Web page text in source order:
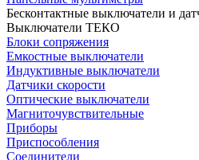
Бесконтактные выключатели и
Выключатели ТЕКО
Блоки сопряжения
Емкостные выключатели
Индуктивные выключатели
Датчики скорости
Оптические выключатели
Магниточувствительные
Приборы
Приспособления
Соединители